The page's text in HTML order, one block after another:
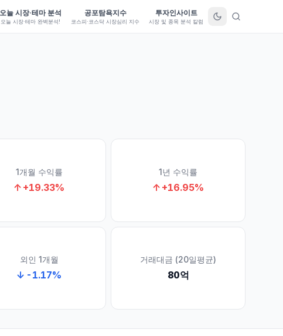
오늘 시장·테마 분석
오늘 시장·테마 완벽분석!
공포탐욕지수
코스피·코스닥 시장심리 지수
투자인사이트
시장 및 종목 분석 칼럼
1개월 수익률
↑ +19.33%
1년 수익률
↑ +16.95%
외인 1개월
↓ -1.17%
거래대금 (20일평균)
80억